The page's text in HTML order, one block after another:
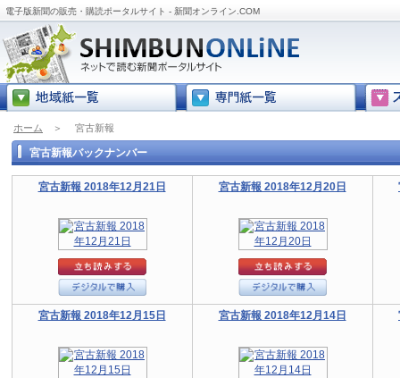
電子版新聞の販売・購読ポータルサイト - 新聞オンライン.COM
ホーム ＞ 宮古新報
宮古新報バックナンバー
宮古新報 2018年12月21日 宮古新報 2018年12月20日
宮古新報 2018年12月15日 宮古新報 2018年12月14日